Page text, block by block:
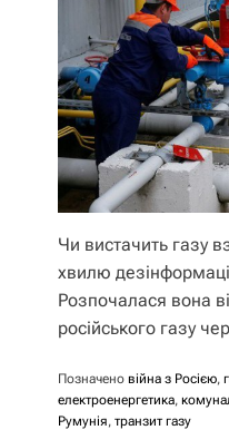
Чи вистачить газу
хвилю
Розпочалася вона
російського газу
Позначено війна з Росією,
електроенергетика,
Румунія, транзит газу